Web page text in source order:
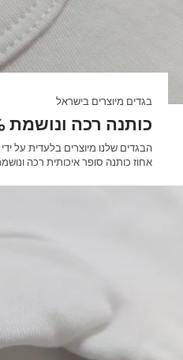
בגדים מיוצרים בישראל
100% כותנה רכה ונושמת
הבגדים שלנו מיוצרים בלעדית על
אחוז כותנה סופר איכותית רכה